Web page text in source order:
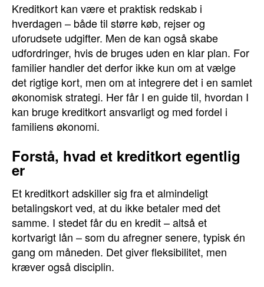
Kreditkort kan være et praktisk redskab i
hverdagen – både til større køb, rejser og
uforudsete udgifter. Men de kan også skabe
udfordringer, hvis de bruges uden en klar plan. For
familier handler det derfor ikke kun om at vælge
det rigtige kort, men om at integrere det i en samlet
økonomisk strategi. Her får I en guide til, hvordan I
kan bruge kreditkort ansvarligt og med fordel i
familiens økonomi.
Forstå, hvad et kreditkort egentlig
er
Et kreditkort adskiller sig fra et almindeligt
betalingskort ved, at du ikke betaler med det
samme. I stedet får du en kredit – altså et
kortvarigt lån – som du afregner senere, typisk én
gang om måneden. Det giver fleksibilitet, men
kræver også disciplin.